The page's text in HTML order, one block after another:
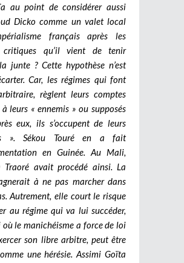
au point de considérer aussi
Dicko comme un valet local
français après les
critiques qu’il vient de tenir
junte ? Cette hypothèse n’est
Car, les régimes qui font
règlent leurs comptes
à leurs « ennemis » ou supposés
eux, ils s’occupent de leurs
». Sékou Touré en a fait
en Guinée. Au Mali,
Traoré avait procédé ainsi. La
à ne pas marcher dans
Autrement, elle court le risque
au régime qui va lui succéder,
le manichéisme a force de loi
son libre arbitre, peut être
une hérésie. Assimi Goïta